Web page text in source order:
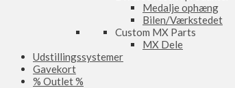
Medalje ophæng
Bilen/Værkstedet
Custom MX Parts
MX Dele
Udstillingssystemer
Gavekort
% Outlet %